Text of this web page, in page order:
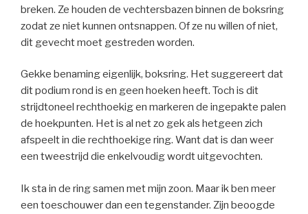
breken. Ze houden de vechtersbazen binnen de boksring
zodat ze niet kunnen ontsnappen. Of ze nu willen of niet,
dit gevecht moet gestreden worden.
Gekke benaming eigenlijk, boksring. Het suggereert dat
dit podium rond is en geen hoeken heeft. Toch is dit
strijdtoneel rechthoekig en markeren de ingepakte palen
de hoekpunten. Het is al net zo gek als hetgeen zich
afspeelt in die rechthoekige ring. Want dat is dan weer
een tweestrijd die enkelvoudig wordt uitgevochten.
Ik sta in de ring samen met mijn zoon. Maar ik ben meer
een toeschouwer dan een tegenstander. Zijn beoogde